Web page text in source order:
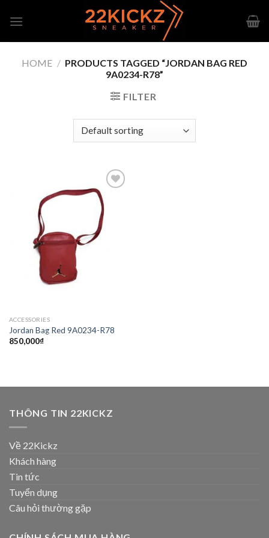
HOME / PRODUCTS TAGGED “JORDAN BAG RED
9A0234-R78”
FILTER
Add to
wishlist
ACCESSORIES
Jordan Bag Red 9A0234-R78
850,000₫
THÔNG TIN 22KICKZ
Về 22Kickz
Khách hàng
Tin tức
Tuyển dụng
Câu hỏi thường gặp